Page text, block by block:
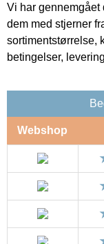
Vi har
dem med stjerner
sortimentstørrelse,
betingelser,
Webshop